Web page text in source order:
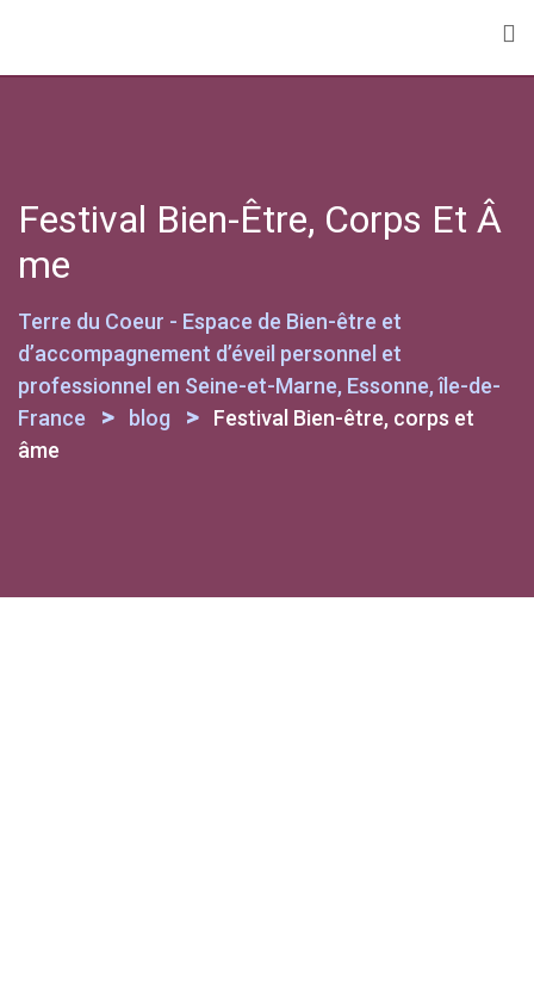
content
Festival Bien-Être, Corps Et Â
Me
Terre du Coeur - Espace de Bien-être et
d’accompagnement d’éveil personnel et
professionnel en Seine-et-Marne, Essonne, île-de-
France
> blog >
Festival Bien-être, corps et
âme